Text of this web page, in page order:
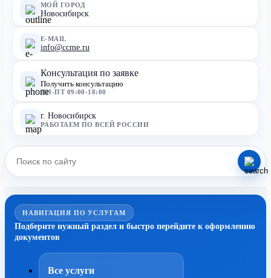
МОЙ ГОРОД
Новосибирск
E-MAIL
info@ccme.ru
Консультация по заявке
Получить консультацию
ПН-ПТ 09:00-18:00
г. Новосибирск
РАБОТАЕМ ПО ВСЕЙ РОССИИ
НАВИГАЦИЯ ПО УСЛУГАМ
Подберите нужный раздел и быстро перейдите к оформлению
документов
Все услуги